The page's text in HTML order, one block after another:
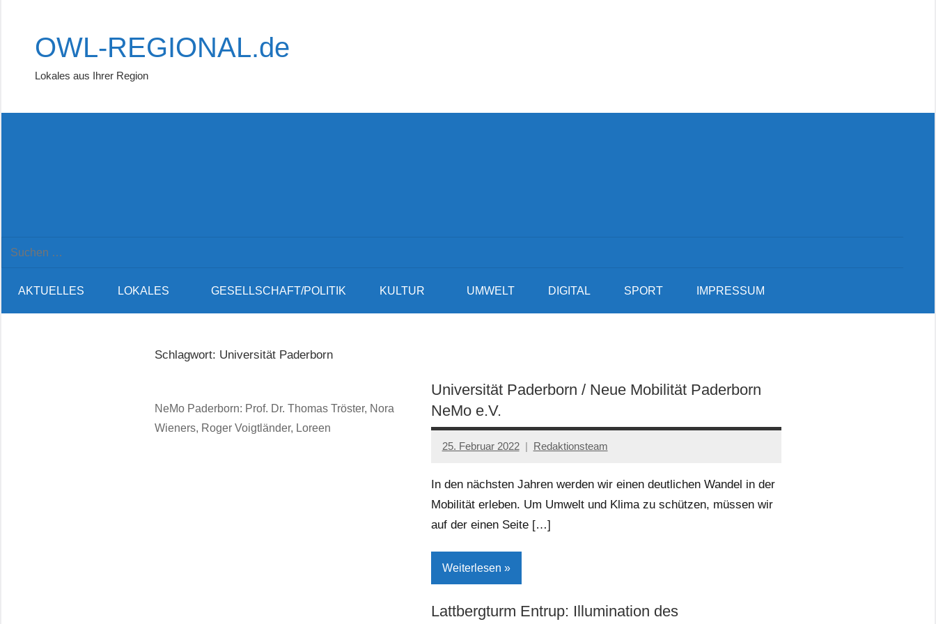
springenOWL-REGIONAL.de
Lokales aus Ihrer Region
Suchen
AKTUELLES LOKALES GESELLSCHAFT/POLITIK KULTUR UMWELT DIGITAL SPORT IMPRESSUM
Schlagwort: Universität Paderborn
NeMo Paderborn: Prof. Dr. Thomas Tröster, Nora
Wieners, Roger Voigtländer, Loreen
Universität Paderborn / Neue Mobilität Paderborn
NeMo e.V.
25. Februar 2022 Redaktionsteam
In den nächsten Jahren werden wir einen deutlichen Wandel in der
Mobilität erleben. Um Umwelt und Klima zu schützen, müssen wir
auf der einen Seite […]
Weiterlesen
Gesellschaft/Politik
Lattbergturm Entrup: Illumination des